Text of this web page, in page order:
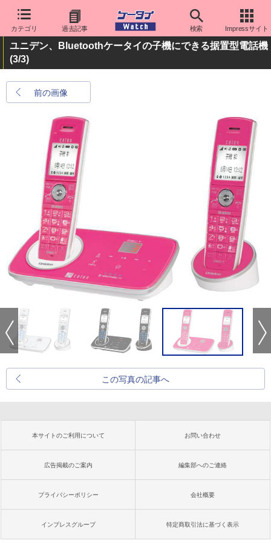
カテゴリ 過去記事 検索 Impressサイト
ユニデン、Bluetoothケータイの子機にできる据置型電話機
(3/3)
前の画像
この写真の記事へ
本サイトのご利用について お問い合わせ
広告掲載のご案内 編集部へのご連絡
プライバシーポリシー 会社概要
インプレスグループ 特定商取引法に基づく表示